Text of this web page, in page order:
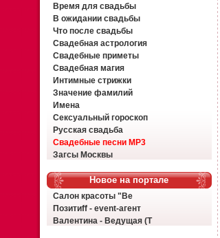
Время для свадьбы
В ожидании свадьбы
Что после свадьбы
Свадебная астрология
Свадебные приметы
Свадебная магия
Интимные стрижки
Значение фамилий
Имена
Сексуальный гороскоп
Русская свадьба
Свадебные песни MP3
Загсы Москвы
Новое на портале
Салон красоты "Ве
Позитиff - event-агент
Валентина - Ведущая (Т